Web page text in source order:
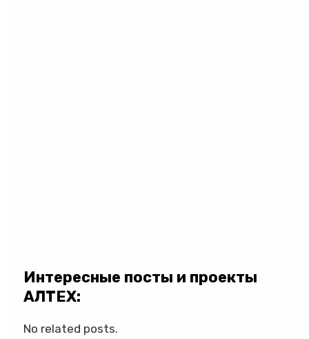
Интересные посты и проекты
АЛТЕХ:
No related posts.